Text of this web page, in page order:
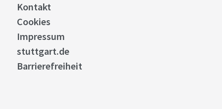
Kontakt
Cookies
Impressum
stuttgart.de
Barrierefreiheit